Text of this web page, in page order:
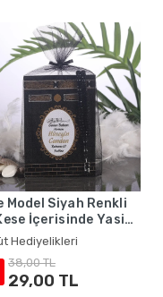
Model Siyah Renkli
İçerisinde Yasin
ve Tesbih - Mevlüt
Hediyelikleri
38,00 TL
29,00 TL